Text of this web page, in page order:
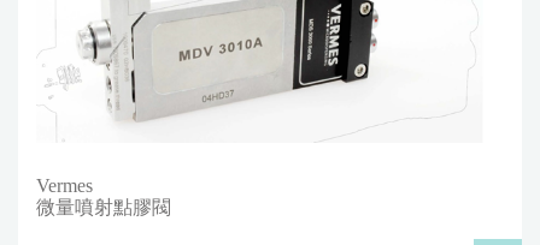
Vermes
微量噴射點膠閥